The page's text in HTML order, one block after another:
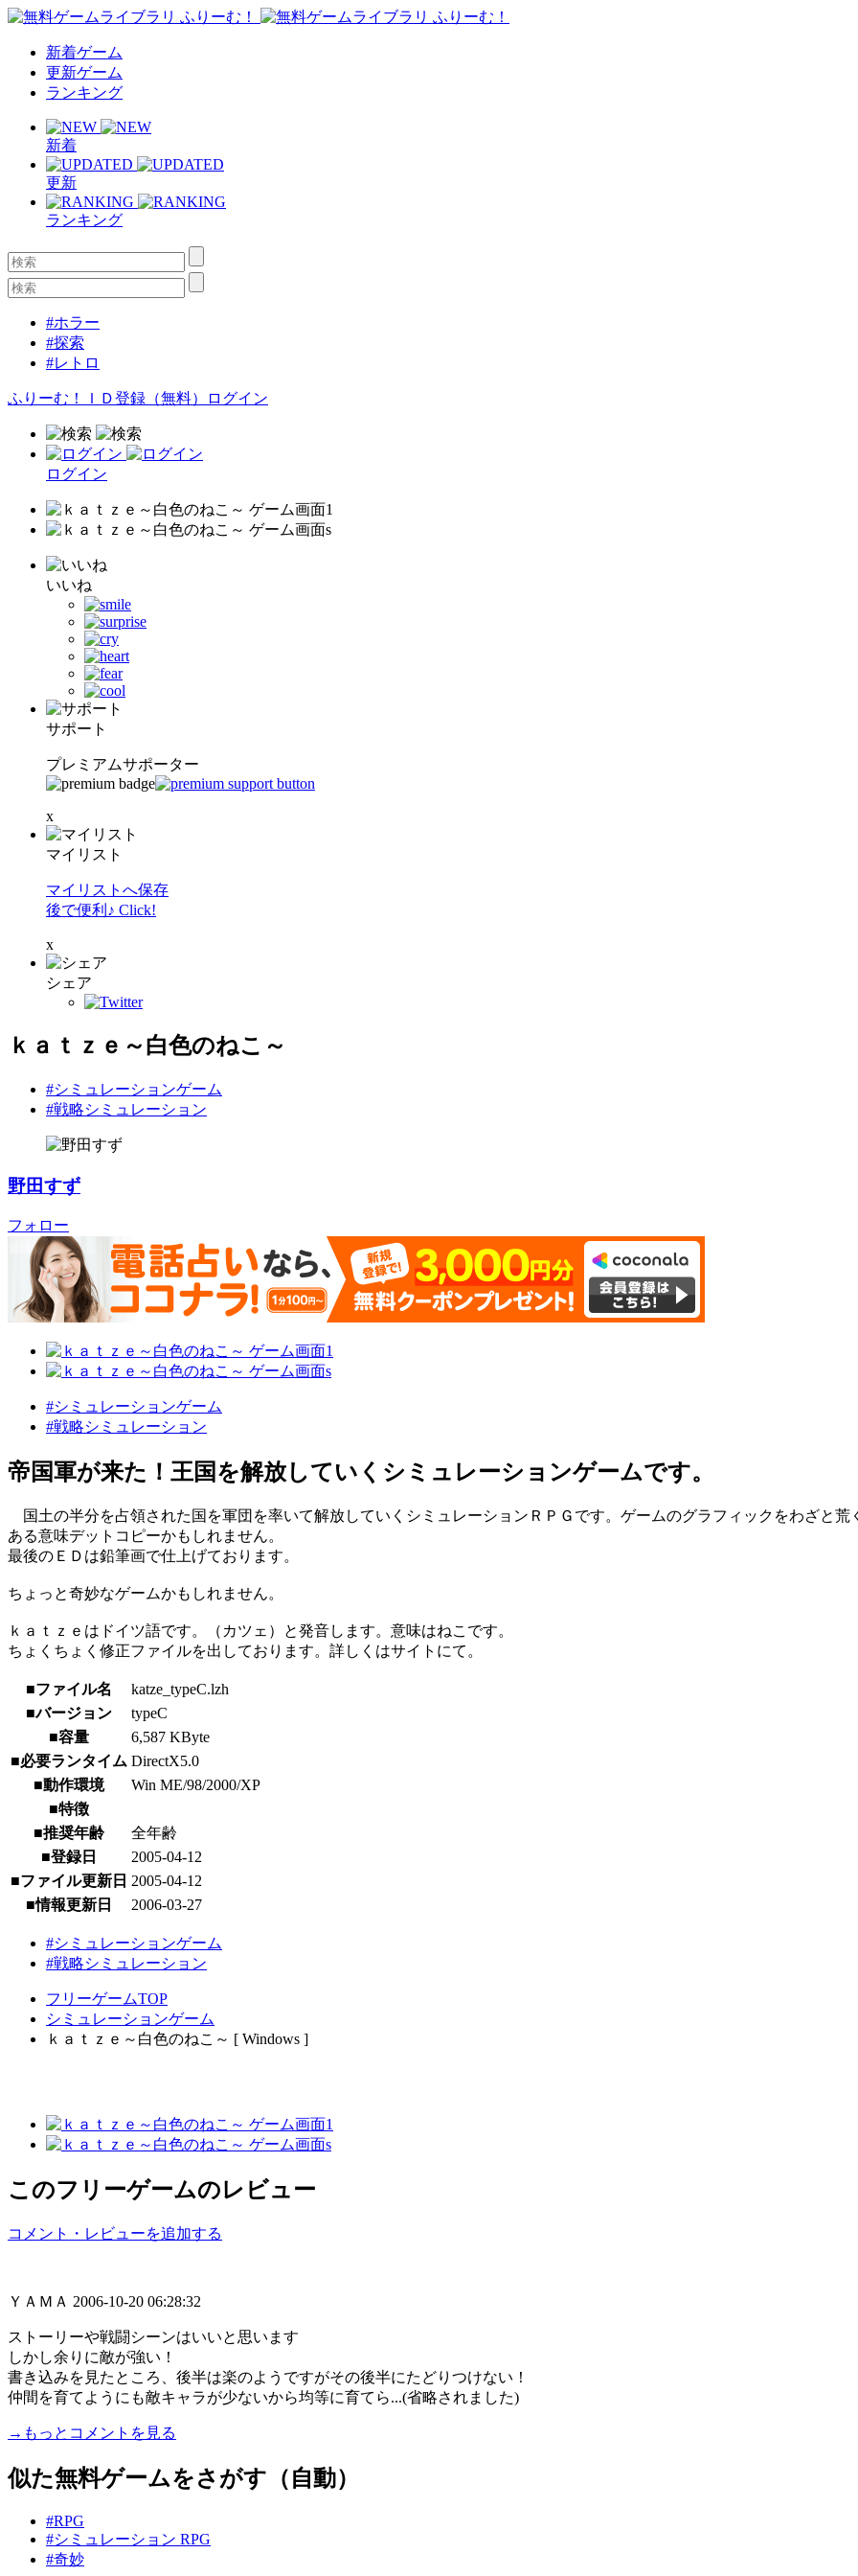
新着ゲーム
更新ゲーム
ランキング
新着
更新
ランキング
#ホラー
#探索
#レトロ
ふりーむ！ＩＤ登録（無料） ログイン
ログイン
いいね
サポート
プレミアムサポーター
x
マイリスト
マイリストへ保存
後で便利♪ Click!
x
シェア
ｋａｔｚｅ～白色のねこ～
#シミュレーションゲーム
#戦略シミュレーション
野田すず
フォロー
#シミュレーションゲーム
#戦略シミュレーション
帝国軍が来た！王国を解放していくシミュレーションゲームです。
国土の半分を占領された国を軍団を率いて解放していくシミュレーションＲＰＧです。ゲームのグラフィックをわざと荒
ある意味デットコピーかもしれません。
最後のＥＤは鉛筆画で仕上げております。
ちょっと奇妙なゲームかもしれません。
ｋａｔｚｅはドイツ語です。（カツェ）と発音します。意味はねこです。
ちょくちょく修正ファイルを出しております。詳しくはサイトにて。
■ファイル名
katze_typeC.lzh
■バージョン
typeC
■容量
6,587 KByte
■必要ランタイム DirectX5.0
■動作環境
Win ME/98/2000/XP
■特徴
■推奨年齢
全年齢
■登録日
2005-04-12
■ファイル更新日 2005-04-12
■情報更新日
2006-03-27
#シミュレーションゲーム
#戦略シミュレーション
フリーゲームTOP
シミュレーションゲーム
ｋａｔｚｅ～白色のねこ～ [ Windows ]
このフリーゲームのレビュー
コメント・レビューを追加する
ＹＡＭＡ 2006-10-20 06:28:32
ストーリーや戦闘シーンはいいと思います
しかし余りに敵が強い！
書き込みを見たところ、後半は楽のようですがその後半にたどりつけない！
仲間を育てようにも敵キャラが少ないから均等に育てら...(省略されました)
→もっとコメントを見る
似た無料ゲームをさがす（自動）
#RPG
#シミュレーション RPG
#奇妙